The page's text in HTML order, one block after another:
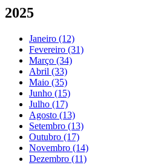
2025
Janeiro (12)
Fevereiro (31)
Março (34)
Abril (33)
Maio (35)
Junho (15)
Julho (17)
Agosto (13)
Setembro (13)
Outubro (17)
Novembro (14)
Dezembro (11)